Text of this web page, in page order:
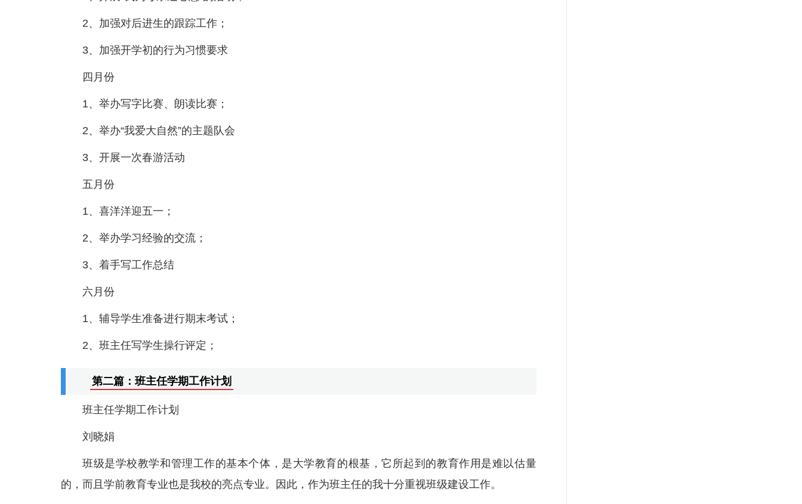
2、加强对后进生的跟踪工作；
3、加强开学初的行为习惯要求
四月份
1、举办写字比赛、朗读比赛；
2、举办“我爱大自然”的主题队会
3、开展一次春游活动
五月份
1、喜洋洋迎五一；
2、举办学习经验的交流；
3、着手写工作总结
六月份
1、辅导学生准备进行期末考试；
2、班主任写学生操行评定；
第二篇：班主任学期工作计划
班主任学期工作计划
刘晓娟
班级是学校教学和管理工作的基本个体，是大学教育的根基，它所起到的教育作用是难以估量
的，而且学前教育专业也是我校的亮点专业。因此，作为班主任的我十分重视班级建设工作。